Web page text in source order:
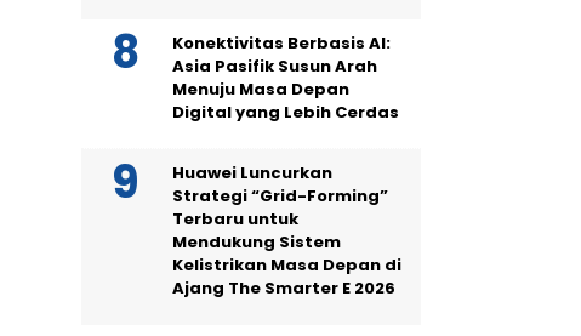
Konektivitas Berbasis AI:
Asia Pasifik Susun Arah
Menuju Masa Depan
Digital yang Lebih Cerdas
Huawei Luncurkan
Strategi “Grid-Forming”
Terbaru untuk
Mendukung Sistem
Kelistrikan Masa Depan di
Ajang The Smarter E 2026